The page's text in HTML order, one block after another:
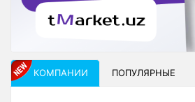
КОМПАНИИ ПОПУЛЯРНЫЕ